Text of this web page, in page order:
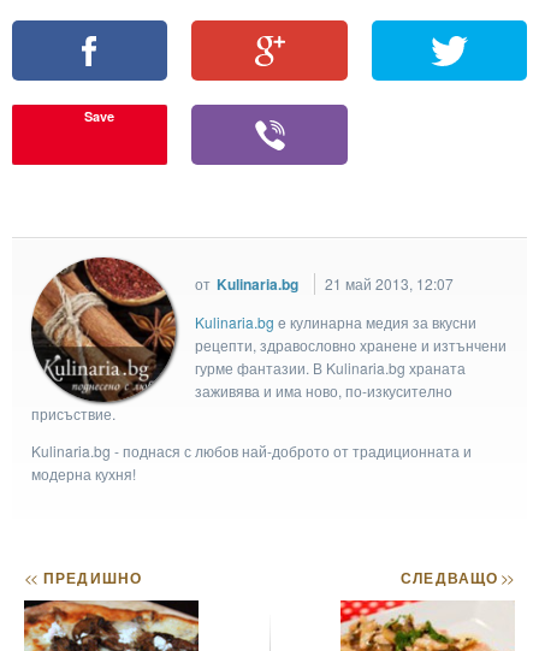
Save
от Kulinaria.bg
21 май 2013, 12:07
Kulinaria.bg e кулинарна медия за вкусни
рецепти, здравословно хранене и изтънчени
гурме фантазии. В Kulinaria.bg храната
заживява и има ново, по-изкусително
присъствие.
Kulinaria.bg - поднася с любов най-доброто от традиционната и
модерна кухня!
<< ПРЕДИШНО СЛЕДВАЩО>>